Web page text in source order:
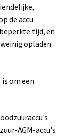
de accu
tijd, en
opladen.
om een
AGM-accu's